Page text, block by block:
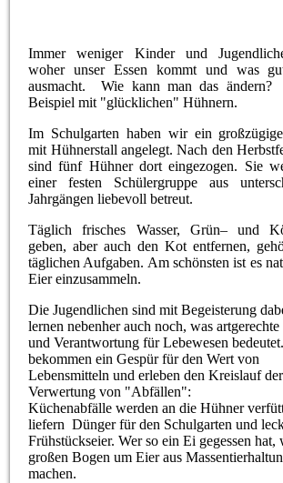
Immer weniger Kinder und
woher unser Essen kommt und was
ausmacht. Wie kann man das
Beispiel mit "glücklichen" Hühnern.
Im Schulgarten haben wir ein
mit Hühnerstall angelegt. Nach den
sind fünf Hühner dort eingezogen. Sie
einer festen Schülergruppe aus
Jahrgängen liebevoll betreut.
Täglich frisches Wasser, Grün– und
geben, aber auch den Kot entfernen,
täglichen Aufgaben. Am schönsten ist es
Eier einzusammeln.
Die Jugendlichen sind mit Begeisterung
lernen nebenher auch noch, was
und Verantwortung für Lebewesen
bekommen ein Gespür für den Wert von
Lebensmitteln und erleben den Kreislauf der
Verwertung von "Abfällen":
Küchenabfälle werden an die Hühner
liefern Dünger für den Schulgarten und
Frühstückseier. Wer so ein Ei gegessen hat,
großen Bogen um Eier aus
machen.